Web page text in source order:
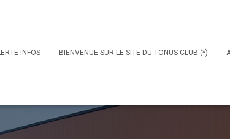
INFOS BIENVENUE SUR LE SITE DU TONUS CLUB (*)